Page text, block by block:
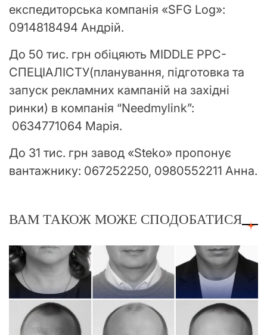
експедиторська компанія «SFG Log»:
0914818494 Андрій.
До 50 тис. грн обіцяють MIDDLE PPC-
СПЕЦІАЛІСТУ(планування, підготовка та
запуск рекламних кампаній на західні
ринки) в компанія “Needmylink”:
0634771064 Марія.
До 31 тис. грн завод «Steko» пропонує
вантажнику: 067252250, 0980552211 Анна.
ВАМ ТАКОЖ МОЖЕ СПОДОБАТИСЯ